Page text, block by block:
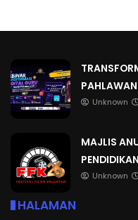
Unknown
MAJLIS
Unknown
HALAMAN